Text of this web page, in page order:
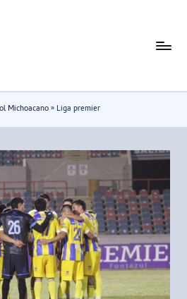
Michoacano» Liga premier